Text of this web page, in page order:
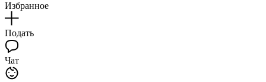
Избранное
Подать
Чат